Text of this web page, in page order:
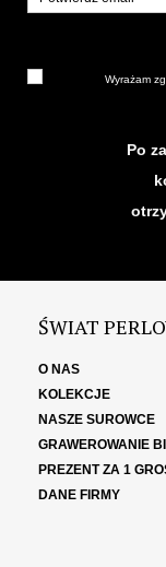
Wyrażam
Po
ŚWIAT
O NAS
KOLEKCJE
NASZE SUROWCE
GRAWEROWANIE
PREZENT ZA 1
DANE FIRMY